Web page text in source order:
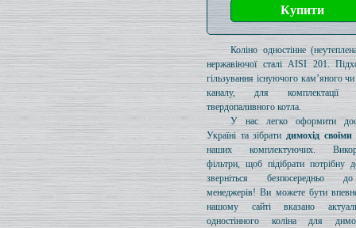
Коліно одностінне
нержавіючої сталі AISI 201.
гільзування існуючого кам’яного
каналу, для комплектації
твердопаливного котла.
У нас легко оформити
Україні та зібрати димохід
наших комплектуючих.
фільтри, щоб підібрати потрібну
зверніться безпосередньо
менеджерів! Ви можете бути
нашому сайті вказано
одностінного коліна для